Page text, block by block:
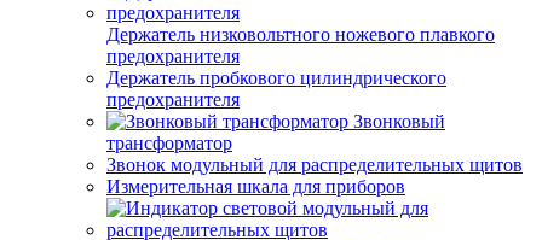
Держатель низковольтного ножевого плавкого
предохранителя
Держатель пробкового цилиндрического
предохранителя
Звонковый
трансформатор
Звонок модульный для распределительных щитов
Измерительная шкала для приборов